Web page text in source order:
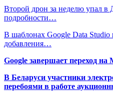
Второй дрон за неделю упал в
подробности…
В шаблонах Google Data Studio
добавления…
Google завершает переход
В Беларуси участники
перебоями в работе